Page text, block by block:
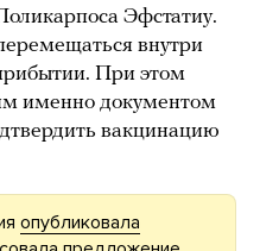
Эфстатиу.
внутри
При этом
именно документом
вакцинацию
опубликовала